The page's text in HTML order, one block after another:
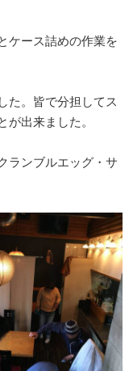
ケース詰めの作業を
た。皆で分担してス
が出来ました。
ランブルエッグ・サ